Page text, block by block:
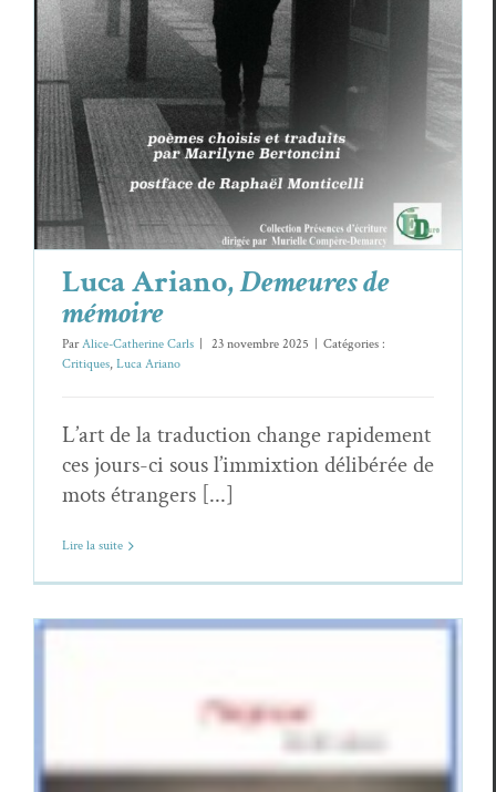
Luca Ariano,Demeures de
mémoire
ParAlice-Catherine Carls 23 novembre 2025
Catégories :
Critiques, Luca Ariano
L’art de la traduction change rapidement
ces jours-ci sous l’immixtion délibérée de
mots étrangers [...]
Lire la suite